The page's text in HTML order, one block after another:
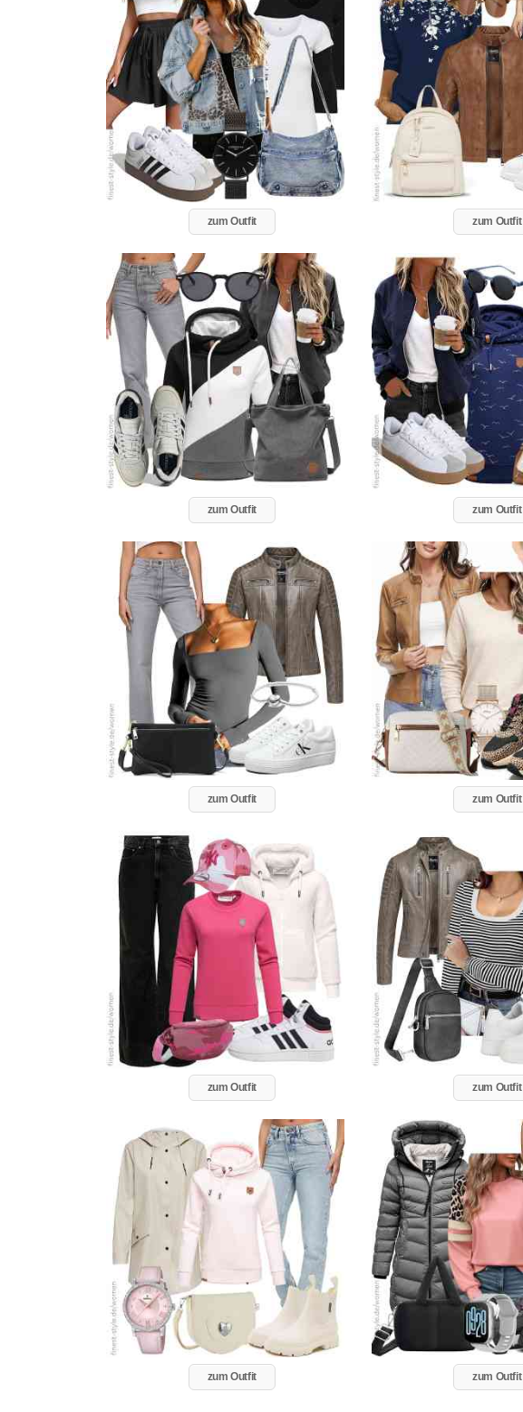
zum Outfit zum Outfit
zum Outfit zum Outfit
zum Outfit zum Outfit
zum Outfit zum Outfit
zum Outfit zum Outfit